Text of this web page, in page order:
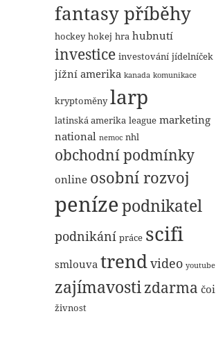
fantasy příběhy
hockey hokej hra hubnutí
investice investování jídelníček
jížní amerika kanada komunikace
kryptoměny larp
latinská amerika league marketing
national nemoc nhl
obchodní podmínky
online osobní rozvoj
penízepodnikatel
podnikání práce scifi
smlouva trendvideo youtube
zajímavostizdarma čoi
živnost